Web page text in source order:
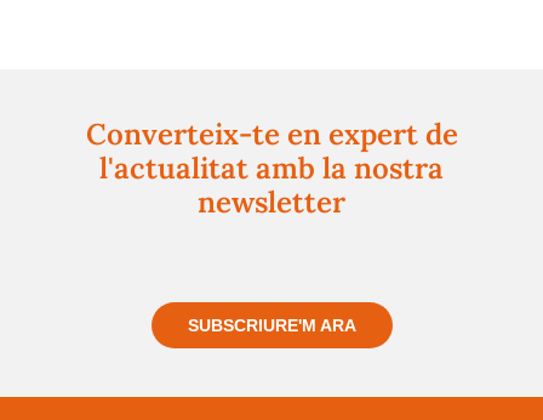
Converteix-te en expert de
l'actualitat amb la nostra
newsletter
SUBSCRIURE'M ARA